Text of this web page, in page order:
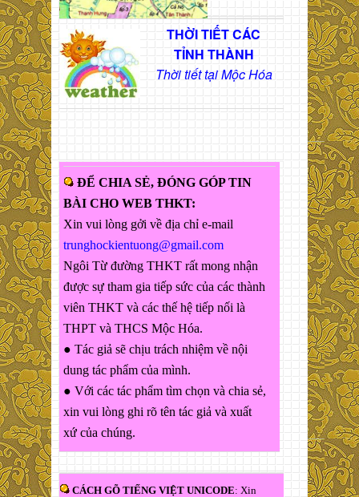
THỜI TIẾT CÁC
TỈNH THÀNH
Thời tiết tại Mộc Hóa
ĐỂ CHIA SẺ, ĐÓNG GÓP TIN
BÀI CHO WEB THKT:
Xin vui lòng gởi về địa chỉ e-mail
trunghockientuong@gmail.com
Ngôi Từ đường THKT rất mong nhận
được sự tham gia tiếp sức của các thành
viên THKT và các thế hệ tiếp nối là
THPT và THCS Mộc Hóa.
● Tác giả sẽ chịu trách nhiệm về nội
dung tác phẩm của mình.
● Với các tác phẩm tìm chọn và chia sẻ,
xin vui lòng ghi rõ tên tác giả và xuất
xứ của chúng.
CÁCH GÕ TIẾNG VIỆT UNICODE: Xin